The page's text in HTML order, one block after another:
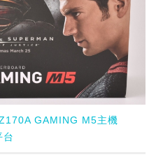
GAMING M5主機
台